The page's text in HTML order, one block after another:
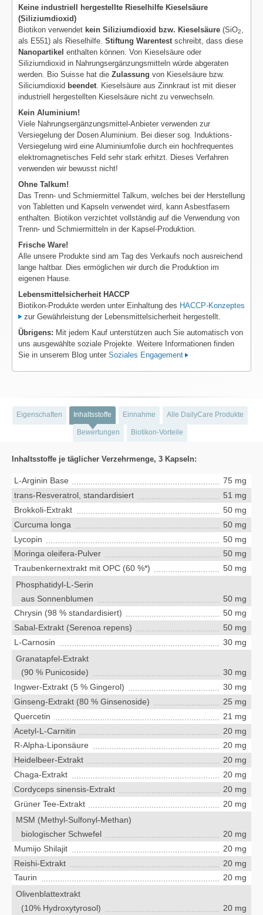
Keine industriell hergestellte Rieselhilfe Kieselsäure
(Siliziumdioxid)
Biotikon verwendet kein Siliziumdioxid bzw. Kieselsäure (SiO2
als E551) als Rieselhilfe. Stiftung Warentest schreibt, dass diese
Nanopartikel enthalten können. Von Kieselsäure oder
Siliziumdioxid in Nahrungsergänzungsmitteln würde abgeraten
werden. Bio Suisse hat die Zulassung von Kieselsäure bzw.
Siliciumdioxid beendet . Kieselsäure aus Zinnkraut ist mit dieser
industriell hergestellten Kieselsäure nicht zu verwechseln.
Kein Aluminium!
Viele Nahrungsergänzungsmittel-Anbieter verwenden zur
Versiegelung der Dosen Aluminium. Bei dieser sog. Induktions-
Versiegelung wird eine Aluminiumfolie durch ein hochfrequentes
elektromagnetisches Feld sehr stark erhitzt. Dieses Verfahren
verwenden wir bewusst nicht!
Ohne Talkum!
Das Trenn- und Schmiermittel Talkum, welches bei der Herstellung
von Tabletten und Kapseln verwendet wird, kann Asbestfasern
enthalten. Biotikon verzichtet vollständig auf die Verwendung von
Trenn- und Schmiermitteln in der Kapsel-Produktion.
Frische Ware!
Alle unsere Produkte sind am Tag des Verkaufs noch ausreichend
lange haltbar. Dies ermöglichen wir durch die Produktion im
eigenen Hause.
Lebensmittelsicherheit HACCP
Biotikon-Produkte werden unter Einhaltung des HACCP-Konzeptes
zur Gewährleistung der Lebensmittelsicherheit hergestellt.
Übrigens: Mit jedem Kauf unterstützen auch Sie automatisch von
uns ausgewählte soziale Projekte. Weitere Informationen finden
Sie in unserem Blog unter Soziales Engagement
Eigenschaften Inhaltsstoffe Einnahme Alle DailyCare Produkte
Bewertungen Biotikon-Vorteile
Inhaltsstoffe je täglicher Verzehrmenge, 3 Kapseln:
L-Arginin Base
75 mg
trans-Resveratrol, standardisiert
51 mg
Brokkoli-Extrakt
50 mg
Curcuma longa
50 mg
Lycopin
50 mg
Moringa oleifera-Pulver
50 mg
Traubenkernextrakt mit OPC (60 %*)
50 mg
Phosphatidyl-L-Serin
aus Sonnenblumen
50 mg
Chrysin (98 % standardisiert)
50 mg
Sabal-Extrakt (Serenoa repens)
50 mg
L-Carnosin
30 mg
Granatapfel-Extrakt
(90 % Punicoside)
30 mg
Ingwer-Extrakt (5 % Gingerol)
30 mg
Ginseng-Extrakt (80 % Ginsenoside)
25 mg
Quercetin
21 mg
Acetyl-L-Carnitin
20 mg
R-Alpha-Liponsäure
20 mg
Heidelbeer-Extrakt
20 mg
Chaga-Extrakt
20 mg
Cordyceps sinensis-Extrakt
20 mg
Grüner Tee-Extrakt
20 mg
MSM (Methyl-Sulfonyl-Methan)
biologischer Schwefel
20 mg
Mumijo Shilajit
20 mg
Reishi-Extrakt
20 mg
Taurin
20 mg
Olivenblattextrakt
(10% Hydroxytyrosol)
20 mg